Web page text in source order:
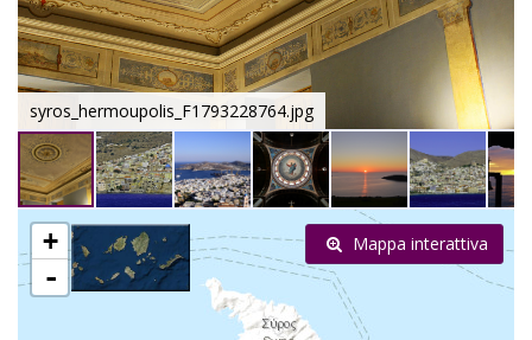
syros_hermoupolis_F1793228764.jpg
+
-
Mappa interattiva